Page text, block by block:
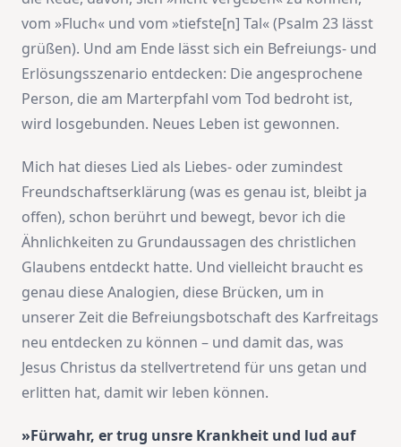
vom »Fluch« und vom »tiefste[n] Tal« (Psalm 23 lässt
grüßen). Und am Ende lässt sich ein Befreiungs- und
Erlösungsszenario entdecken: Die angesprochene
Person, die am Marterpfahl vom Tod bedroht ist,
wird losgebunden. Neues Leben ist gewonnen.
Mich hat dieses Lied als Liebes- oder zumindest
Freundschaftserklärung (was es genau ist, bleibt ja
offen), schon berührt und bewegt, bevor ich die
Ähnlichkeiten zu Grundaussagen des christlichen
Glaubens entdeckt hatte. Und vielleicht braucht es
genau diese Analogien, diese Brücken, um in
unserer Zeit die Befreiungsbotschaft des Karfreitags
neu entdecken zu können – und damit das, was
Jesus Christus da stellvertretend für uns getan und
erlitten hat, damit wir leben können.
»Fürwahr, er trug unsre Krankheit und lud auf